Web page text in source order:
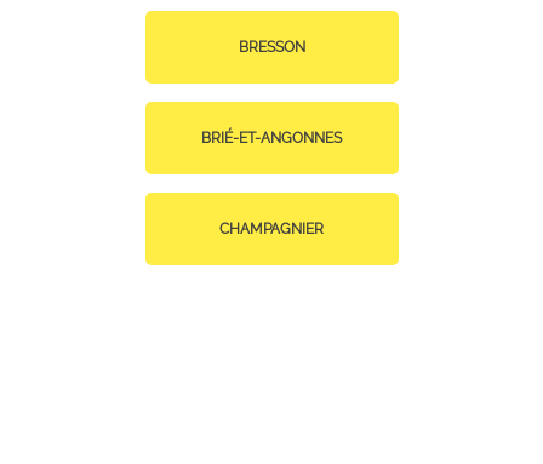
BRESSON
BRIÉ-ET-ANGONNES
CHAMPAGNIER